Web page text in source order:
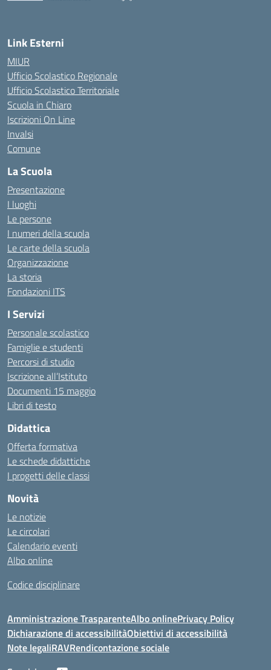
Link Esterni
MIUR
Ufficio Scolastico Regionale
Ufficio Scolastico Territoriale
Scuola in Chiaro
Iscrizioni On Line
Invalsi
Comune
La Scuola
Presentazione
I luoghi
Le persone
I numeri della scuola
Le carte della scuola
Organizzazione
La storia
Fondazioni ITS
I Servizi
Personale scolastico
Famiglie e studenti
Percorsi di studio
Iscrizione all’Istituto
Documenti 15 maggio
Libri di testo
Didattica
Offerta formativa
Le schede didattiche
I progetti delle classi
Novità
Le notizie
Le circolari
Calendario eventi
Albo online
Codice disciplinare
Amministrazione TrasparenteAlbo onlinePrivacy Policy
Dichiarazione di accessibilitàObiettivi di accessibilità
Note legaliRAVRendicontazione sociale